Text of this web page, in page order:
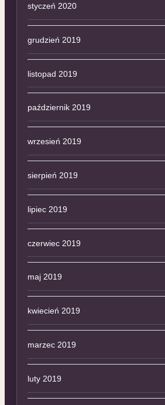
styczeń 2020
grudzień 2019
listopad 2019
październik 2019
wrzesień 2019
sierpień 2019
lipiec 2019
czerwiec 2019
maj 2019
kwiecień 2019
marzec 2019
luty 2019